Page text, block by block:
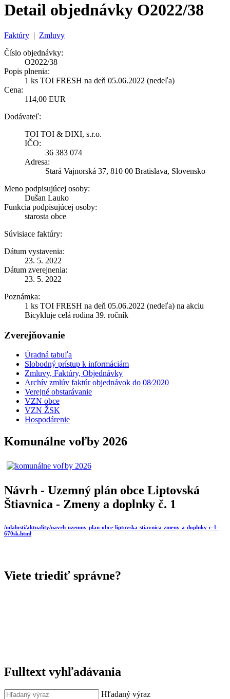
Detail objednávky O2022/38
Faktúry | Zmluvy
Číslo objednávky:
O2022/38
Popis plnenia:
1 ks TOI FRESH na deň 05.06.2022 (nedeľa)
Cena:
114,00 EUR
Dodávateľ:
TOI TOI & DIXI, s.r.o.
IČO:
36 383 074
Adresa:
Stará Vajnorská 37, 810 00 Bratislava, Slovensko
Meno podpisujúcej osoby:
Dušan Lauko
Funkcia podpisujúcej osoby:
starosta obce
Súvisiace faktúry:
Dátum vystavenia:
23. 5. 2022
Dátum zverejnenia:
23. 5. 2022
Poznámka:
1 ks TOI FRESH na deň 05.06.2022 (nedeľa) na akciu
Bicykluje celá rodina 39. ročník
Zverejňovanie
Úradná tabuľa
Slobodný prístup k informáciám
Zmluvy, Faktúry, Objednávky
Archív zmlúv faktúr objednávok do 08⁄2020
Verejné obstarávanie
VZN obce
VZN ŽSK
Hospodárenie
Komunálne voľby 2026
Návrh - Uzemný plán obce Liptovská
Štiavnica - Zmeny a doplnky č. 1
/udalosti/aktuality/navrh-uzemny-plan-obce-liptovska-stiavnica-zmeny-a-doplnky-c-1-
670sk.html
Viete triediť správne?
Fulltext vyhľadávania
Hľadaný výraz